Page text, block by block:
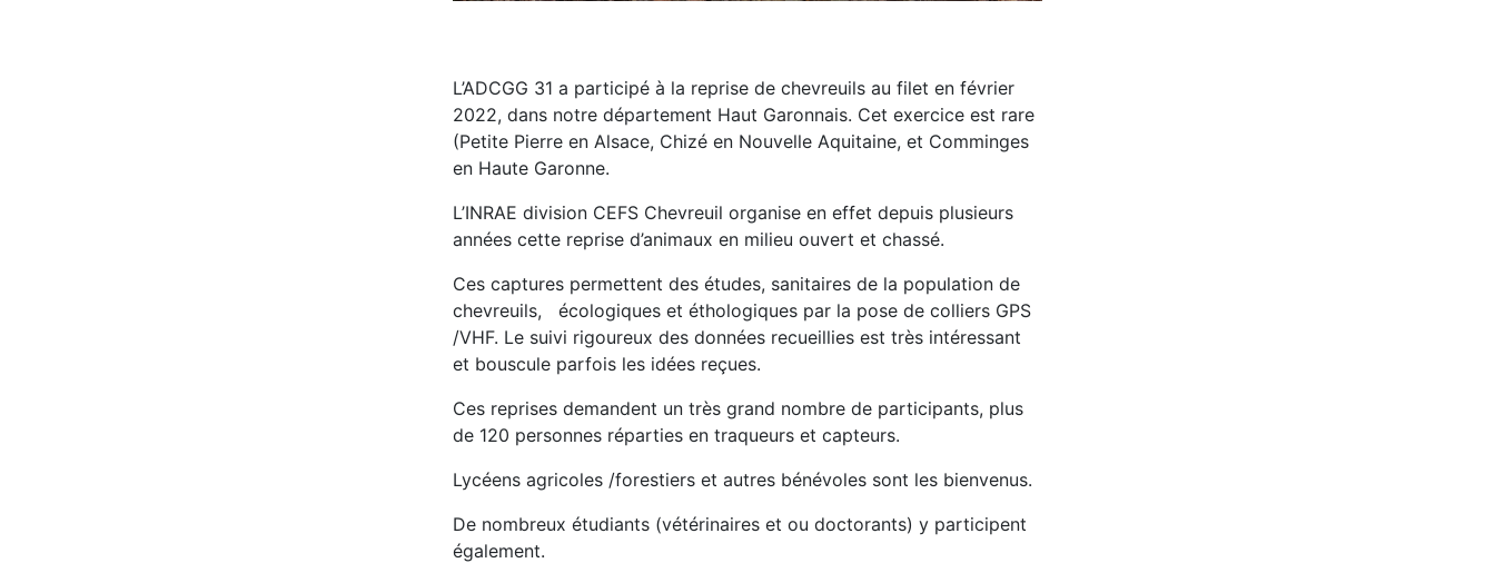
L’ADCGG 31 a participé à la reprise de chevreuils au filet en février
2022, dans notre département Haut Garonnais. Cet exercice est rare
(Petite Pierre en Alsace, Chizé en Nouvelle Aquitaine, et Comminges
en Haute Garonne.
L’INRAE division CEFS Chevreuil organise en effet depuis plusieurs
années cette reprise d’animaux en milieu ouvert et chassé.
Ces captures permettent des études, sanitaires de la population de
chevreuils, écologiques et éthologiques par la pose de colliers GPS
/VHF. Le suivi rigoureux des données recueillies est très intéressant
et bouscule parfois les idées reçues.
Ces reprises demandent un très grand nombre de participants, plus
de 120 personnes réparties en traqueurs et capteurs.
Lycéens agricoles /forestiers et autres bénévoles sont les bienvenus.
De nombreux étudiants (vétérinaires et ou doctorants) y participent
également.